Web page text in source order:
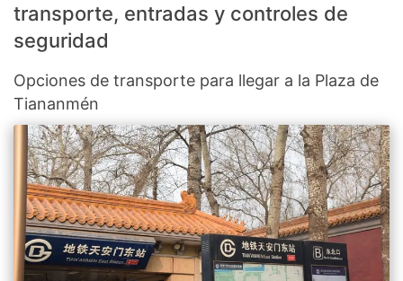
transporte, entradas y controles de
seguridad
Opciones de transporte para llegar a la Plaza de
Tiananmén